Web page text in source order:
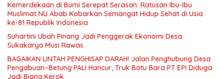
Kemerdekaan di Bumi Serepat Serasan: Ratusan Ibu-Ibu
Muslimat NU Abab Kobarkan Semangat Hidup Sehat di Usia
ke-81 Republik Indonesia
Suhartini Ubah Pinang Jadi Penggerak Ekonomi Desa
Sukakarya Musi Rawas
BAGAIKAN LINTAH PENGHISAP DARAH! Jalan Penghubung Desa
Pengabuan–Betung PALI Hancur, Truk Batu Bara PT EPI Diduga
Jadi Biang Kerok